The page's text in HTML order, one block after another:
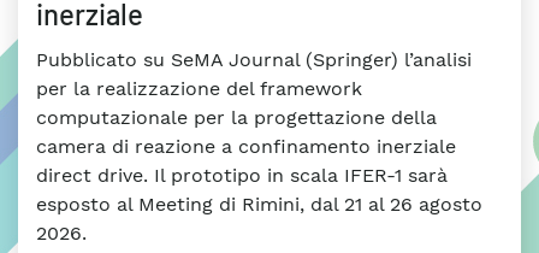
inerziale
Pubblicato su SeMA Journal (Springer) l’analisi
per la realizzazione del framework
computazionale per la progettazione della
camera di reazione a confinamento inerziale
direct drive. Il prototipo in scala IFER-1 sarà
esposto al Meeting di Rimini, dal 21 al 26 agosto
2026.